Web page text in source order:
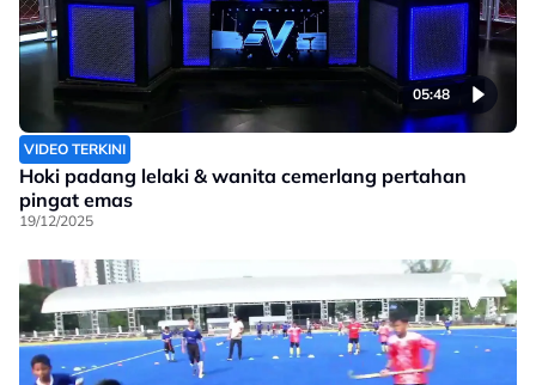
05:48
VIDEO TERKINI
Hoki padang lelaki & wanita cemerlang pertahan
pingat emas
19/12/2025